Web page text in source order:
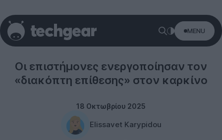
MENU
Οι επιστήμονες ενεργοποίησαν τον
«διακόπτη επίθεσης» στον καρκίνο
18 Οκτωβρίου 2025
Elissavet Karypidou